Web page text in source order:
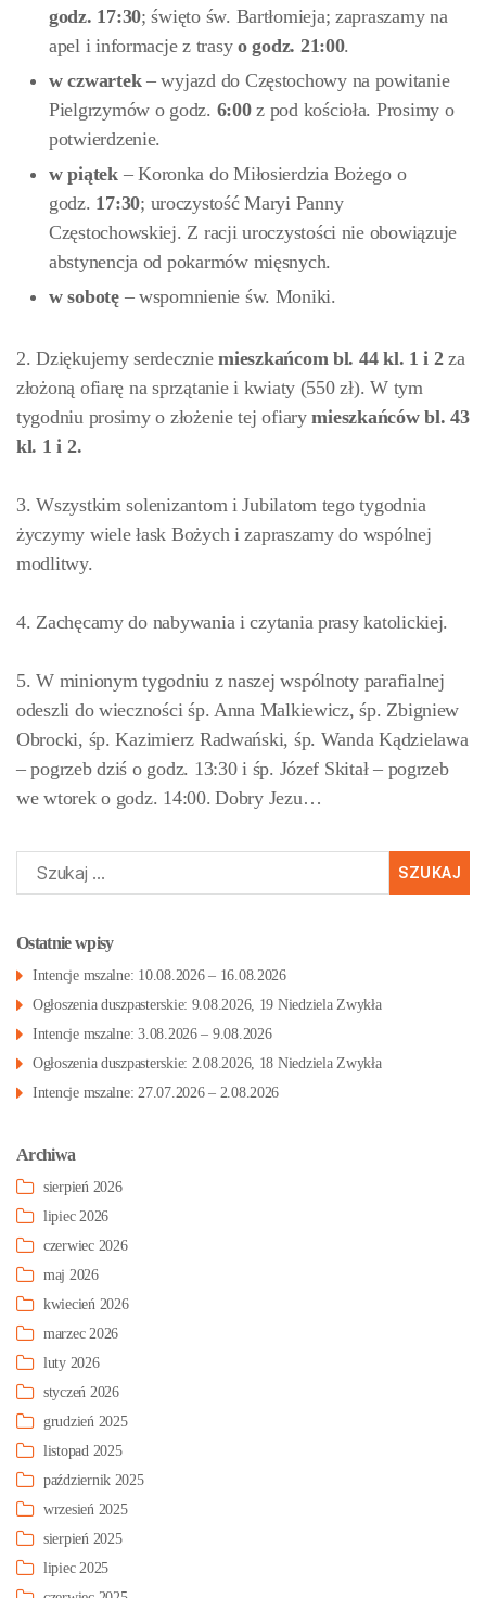
godz. 17:30; święto św. Bartłomieja; zapraszamy na
apel i informacje z trasy o godz. 21:00.
w czwartek– wyjazd do Częstochowy na powitanie
Pielgrzymów o godz. 6:00z pod kościoła. Prosimy o
potwierdzenie.
w piątek – Koronka do Miłosierdzia Bożego o
godz. 17:30; uroczystość Maryi Panny
Częstochowskiej. Z racji uroczystości nie obowiązuje
abstynencja od pokarmów mięsnych.
w sobotę– wspomnienie św. Moniki.
2. Dziękujemy serdeczniemieszkańcom bl. 44 kl. 1 i 2za
złożoną ofiarę na sprzątanie i kwiaty (550 zł). W tym
tygodniu prosimy o złożenie tej ofiarymieszkańców bl. 43
kl. 1 i 2.
3. Wszystkim solenizantom i Jubilatom tego tygodnia
życzymy wiele łask Bożych i zapraszamy do wspólnej
modlitwy.
4. Zachęcamy do nabywania i czytania prasy katolickiej.
5. W minionym tygodniu z naszej wspólnoty parafialnej
odeszli do wieczności śp. Anna Malkiewicz, śp. Zbigniew
Obrocki, śp. Kazimierz Radwański, śp. Wanda Kądzielawa
– pogrzeb dziś o godz. 13:30 i śp. Józef Skitał – pogrzeb
we wtorek o godz. 14:00. Dobry Jezu…
Szukaj:
Ostatnie wpisy
Intencje mszalne: 10.08.2026 – 16.08.2026
Ogłoszenia duszpasterskie: 9.08.2026, 19 Niedziela Zwykła
Intencje mszalne: 3.08.2026 – 9.08.2026
Ogłoszenia duszpasterskie: 2.08.2026, 18 Niedziela Zwykła
Intencje mszalne: 27.07.2026 – 2.08.2026
Archiwa
sierpień 2026
lipiec 2026
czerwiec 2026
maj 2026
kwiecień 2026
marzec 2026
luty 2026
styczeń 2026
grudzień 2025
listopad 2025
październik 2025
wrzesień 2025
sierpień 2025
lipiec 2025